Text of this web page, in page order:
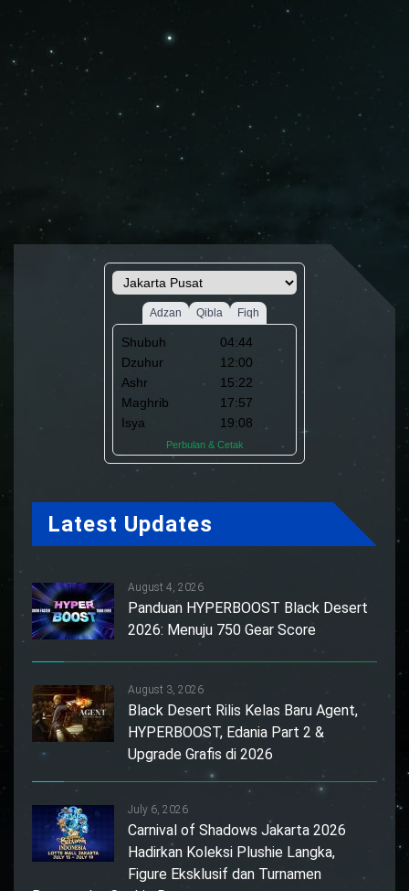
Latest Updates
August 4, 2026
Panduan HYPERBOOST Black Desert
2026: Menuju 750 Gear Score
August 3, 2026
Black Desert Rilis Kelas Baru Agent,
HYPERBOOST, Edania Part 2 &
Upgrade Grafis di 2026
July 6, 2026
Carnival of Shadows Jakarta 2026
Hadirkan Koleksi Plushie Langka,
Figure Eksklusif dan Turnamen